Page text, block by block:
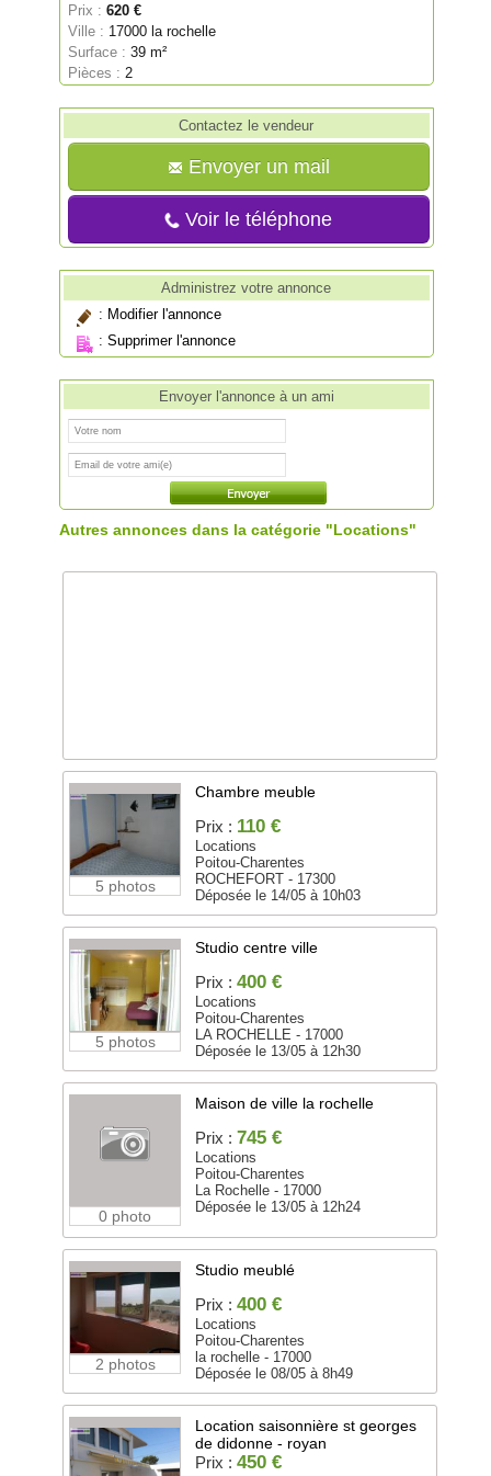
Prix : 620 €
Ville : 17000 la rochelle
Surface : 39 m²
Pièces : 2
Contactez le vendeur
Envoyer un mail
Voir le téléphone
Administrez votre annonce
: Modifier l'annonce
:Supprimer l'annonce
Envoyer l'annonce à un ami
Autres annonces dans la catégorie "Locations"
5 photos
Chambre meuble
Prix : 110 €
Locations
Poitou-Charentes
ROCHEFORT - 17300
Déposée le 14/05 à 10h03
5 photos
Studio centre ville
Prix : 400 €
Locations
Poitou-Charentes
LA ROCHELLE - 17000
Déposée le 13/05 à 12h30
0 photo
Maison de ville la rochelle
Prix : 745 €
Locations
Poitou-Charentes
La Rochelle - 17000
Déposée le 13/05 à 12h24
2 photos
Studio meublé
Prix : 400 €
Locations
Poitou-Charentes
la rochelle - 17000
Déposée le 08/05 à 8h49
Location saisonnière st georges
de didonne - royan
Prix : 450 €